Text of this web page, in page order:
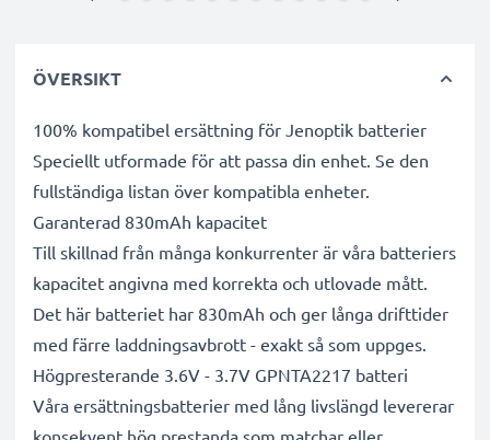
ÖVERSIKT
100% kompatibel ersättning för Jenoptik batterier
Speciellt utformade för att passa din enhet. Se den
fullständiga listan över kompatibla enheter.
Garanterad 830mAh kapacitet
Till skillnad från många konkurrenter är våra batteriers
kapacitet angivna med korrekta och utlovade mått.
Det här batteriet har 830mAh och ger långa drifttider
med färre laddningsavbrott - exakt så som uppges.
Högpresterande 3.6V - 3.7V GPNTA2217 batteri
Våra ersättningsbatterier med lång livslängd levererar
konsekvent hög prestanda som matchar eller